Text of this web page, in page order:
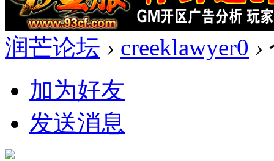
润芒论坛 › creeklawyer0 ›
加为好友
发送消息